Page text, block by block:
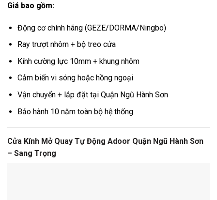
Giá bao gồm:
Động cơ chính hãng (GEZE/DORMA/Ningbo)
Ray trượt nhôm + bộ treo cửa
Kính cường lực 10mm + khung nhôm
Cảm biến vi sóng hoặc hồng ngoại
Vận chuyển + lắp đặt tại Quận Ngũ Hành Sơn
Bảo hành 10 năm toàn bộ hệ thống
Cửa Kính Mở Quay Tự Động Adoor Quận Ngũ Hành Sơn
– Sang Trọng